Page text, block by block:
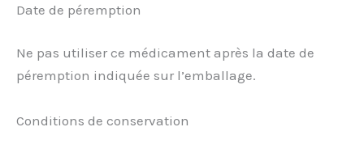
Date de péremption
Ne pas utiliser ce médicament après la date de
péremption indiquée sur l’emballage.
Conditions de conservation